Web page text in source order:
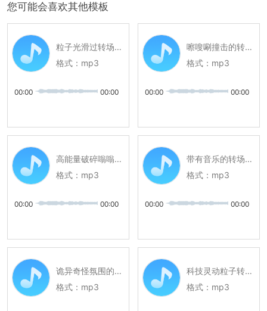
您可能会喜欢其他模板
粒子光滑过转场声音音效
格式： mp3
00:00 00:00
嚓嗖唰撞击的转场音效
格式： mp3
00:00 00:00
高能量破碎嗡嗡的转场音效
格式： mp3
00:00 00:00
带有音乐的转场声音音效
格式： mp3
00:00 00:00
诡异奇怪氛围的转场音效
格式： mp3
科技灵动粒子转场声音音效
格式： mp3